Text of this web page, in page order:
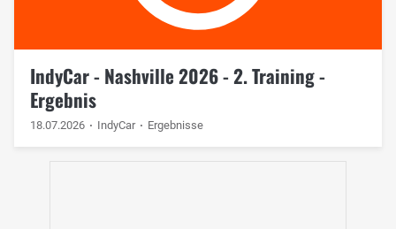
IndyCar - Nashville 2026 - 2. Training -
Ergebnis
18.07.2026 IndyCar Ergebnisse